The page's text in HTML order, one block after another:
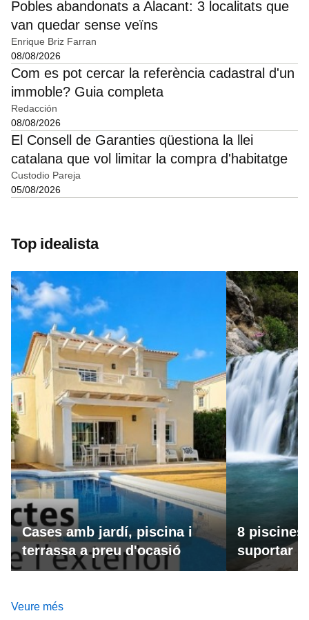
Pobles abandonats a Alacant: 3 localitats que
van quedar sense veïns
Enrique Briz Farran
08/08/2026
Com es pot cercar la referència cadastral d'un
immoble? Guia completa
Redacción
08/08/2026
El Consell de Garanties qüestiona la llei
catalana que vol limitar la compra d'habitatge
Custodio Pareja
05/08/2026
Top idealista
Cases amb jardí, piscina i
terrassa a preu d'ocasió
8 piscines
suportar
Veure més